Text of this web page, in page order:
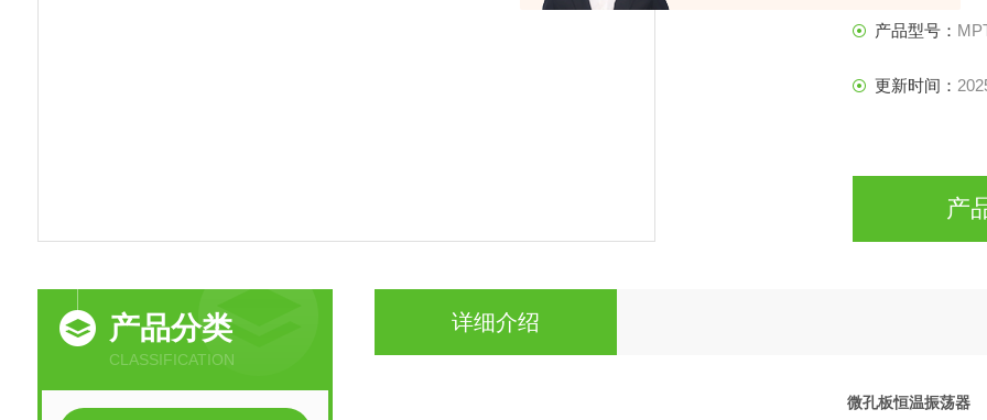
产品型号：
更新时间：
产
产品分类
CLASSIFICATION
详细介绍
微孔板恒温振荡器